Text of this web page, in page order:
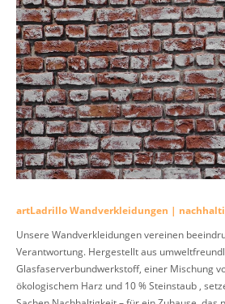
artLadrillo Wandverkleidungen |
Unsere Wandverkleidungen vereinen
Verantwortung. Hergestellt aus
Glasfaserverbundwerkstoff, einer Mischung
ökologischem Harz und 10 % Steinstaub ,